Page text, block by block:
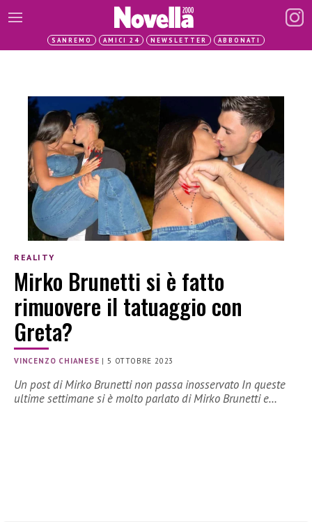
SANREMO AMICI 24 NEWSLETTER ABBONATI
REALITY
Mirko Brunetti si è fatto
rimuovere il tatuaggio con
Greta?
VINCENZO CHIANESE |5 OTTOBRE 2023
Un post di Mirko Brunetti non passa inosservato In queste
ultime settimane si è molto parlato di Mirko Brunetti e…